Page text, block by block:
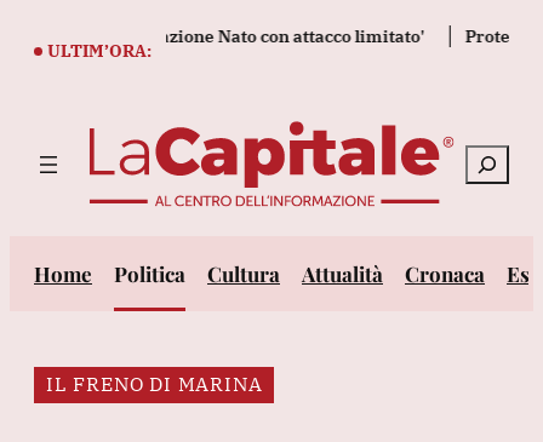
ULTIM’ORA:
la determinazione Nato con attacco limitato' Protesta
Cerca
Home Politica Cultura Attualità Cronaca
IL FRENO DI MARINA